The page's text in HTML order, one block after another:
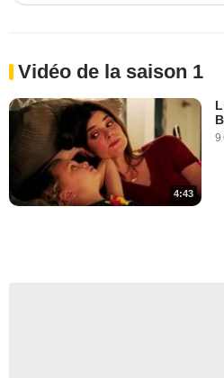
Vidéo de la saison 1
4:43
9